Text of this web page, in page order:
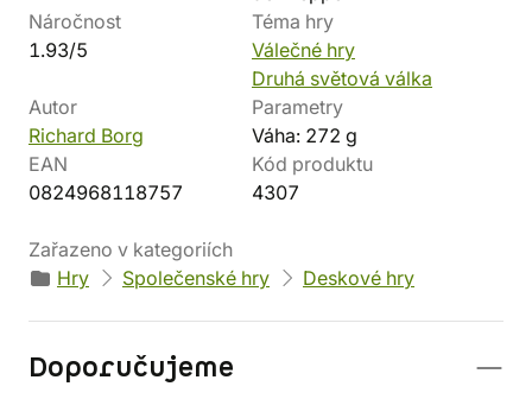
Náročnost
1.93/5
Téma hry
Válečné hry
Druhá světová válka
Autor
Richard Borg
Parametry
Váha: 272 g
EAN
0824968118757
Kód produktu
4307
Zařazeno v kategoriích
Hry
Společenské hry Deskové hry
Doporučujeme